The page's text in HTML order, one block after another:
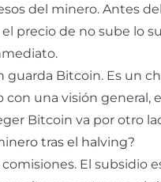
del minero. Antes
el precio de no sube lo
guarda Bitcoin. Es un
una visión general,
Bitcoin va por otro
tras el halving?
El subsidio